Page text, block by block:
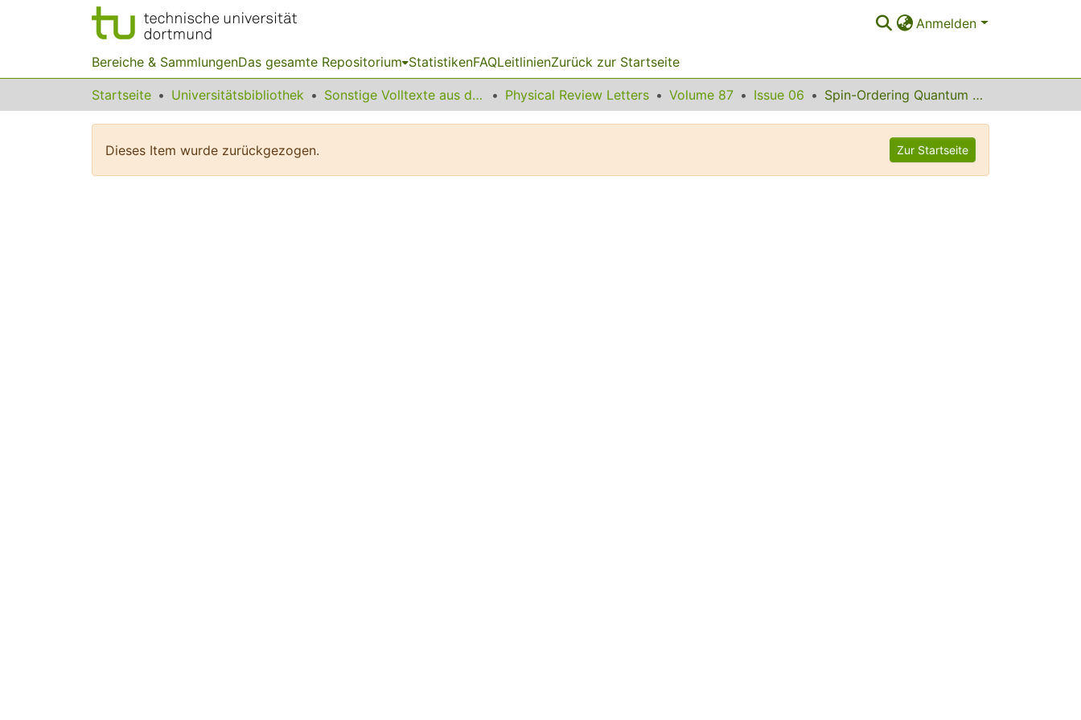
Anmelden
Bereiche & SammlungenDas gesamte Repositorium StatistikenFAQLeitlinienZurück zur Startseite
Startseite Universitätsbibliothek Sonstige Volltexte aus dem Bibliotheksangebot Physical Review Letters Volume 87 Issue 06 Spin-Ordering Quantum Transitions of Superconductors in a Magnetic Field
Dieses Item wurde zurückgezogen. Zur Startseite